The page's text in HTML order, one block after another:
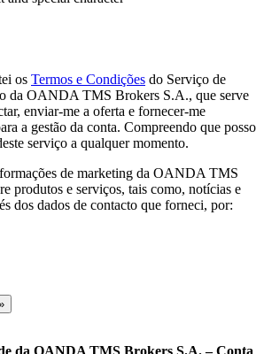
os Termos e Condições do Serviço de
da OANDA TMS Brokers S.A., que serve
enviar-me a oferta e fornecer-me
a gestão da conta. Compreendo que posso
serviço a qualquer momento.
de marketing da OANDA TMS
produtos e serviços, tais como, notícias e
dos dados de contacto que forneci, por:
da OANDA TMS Brokers S.A. – Conta